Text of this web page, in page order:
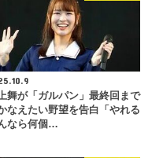
舞が「ガルパン」最終回まで
なえたい野望を告白「やれる
なら何個…